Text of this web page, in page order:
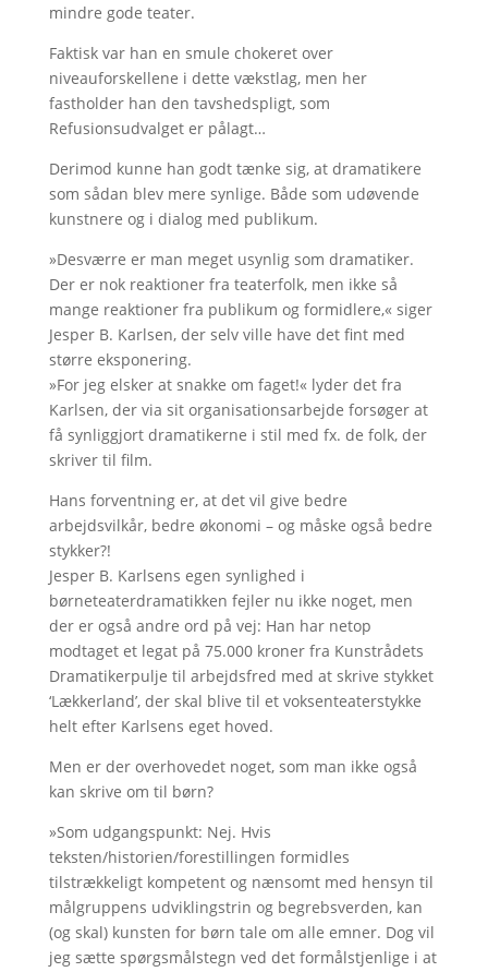
mindre gode teater.
Faktisk var han en smule chokeret over
niveauforskellene i dette vækstlag, men her
fastholder han den tavshedspligt, som
Refusionsudvalget er pålagt…
Derimod kunne han godt tænke sig, at dramatikere
som sådan blev mere synlige. Både som udøvende
kunstnere og i dialog med publikum.
»Desværre er man meget usynlig som dramatiker.
Der er nok reaktioner fra teaterfolk, men ikke så
mange reaktioner fra publikum og formidlere,« siger
Jesper B. Karlsen, der selv ville have det fint med
større eksponering.
»For jeg elsker at snakke om faget!« lyder det fra
Karlsen, der via sit organisationsarbejde forsøger at
få synliggjort dramatikerne i stil med fx. de folk, der
skriver til film.
Hans forventning er, at det vil give bedre
arbejdsvilkår, bedre økonomi – og måske også bedre
stykker?!
Jesper B. Karlsens egen synlighed i
børneteaterdramatikken fejler nu ikke noget, men
der er også andre ord på vej: Han har netop
modtaget et legat på 75.000 kroner fra Kunstrådets
Dramatikerpulje til arbejdsfred med at skrive stykket
‘Lækkerland’, der skal blive til et voksenteaterstykke
helt efter Karlsens eget hoved.
Men er der overhovedet noget, som man ikke også
kan skrive om til børn?
»Som udgangspunkt: Nej. Hvis
teksten/historien/forestillingen formidles
tilstrækkeligt kompetent og nænsomt med hensyn til
målgruppens udviklingstrin og begrebsverden, kan
(og skal) kunsten for børn tale om alle emner. Dog vil
jeg sætte spørgsmålstegn ved det formålstjenlige i at